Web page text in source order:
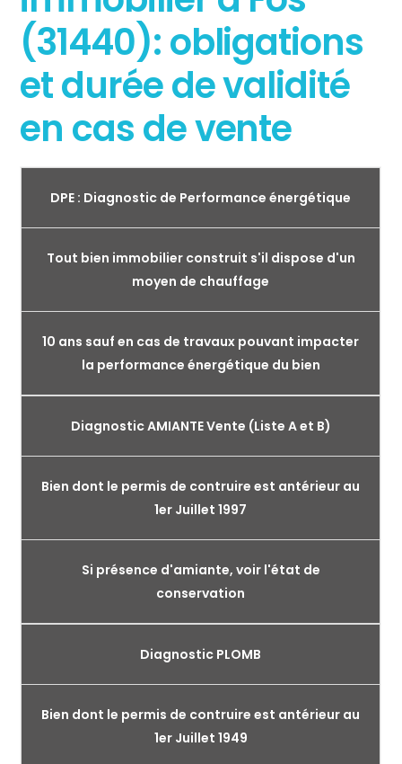
(31440): obligations
et durée de validité
en cas de vente
DPE : Diagnostic de Performance énergétique
Tout bien immobilier construit s'il dispose d'un
moyen de chauffage
10 ans sauf en cas de travaux pouvant impacter
la performance énergétique du bien
Diagnostic AMIANTE Vente (Liste A et B)
Bien dont le permis de contruire est antérieur au
1er Juillet 1997
Si présence d'amiante, voir l'état de
conservation
Diagnostic PLOMB
Bien dont le permis de contruire est antérieur au
1er Juillet 1949